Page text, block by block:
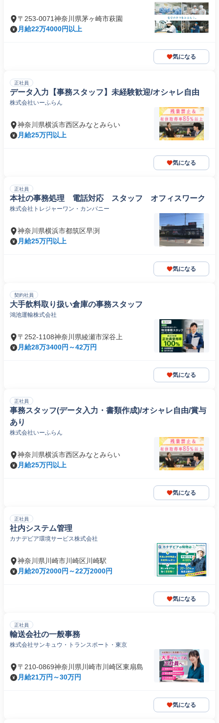
〒253-0071神奈川県茅ヶ崎市萩園
月給22万4000円以上
気になる
正社員
データ入力【事務スタッフ】未経験歓迎/オシャレ自由
株式会社いーふらん
神奈川県横浜市西区みなとみらい
月給25万円以上
気になる
正社員
本社の事務処理 電話対応 スタッフ オフィスワーク
株式会社トレジャーワン・カンパニー
神奈川県横浜市都筑区早渕
月給25万円以上
気になる
契約社員
大手飲料取り扱い倉庫の事務スタッフ
鴻池運輸株式会社
〒252-1108神奈川県綾瀬市深谷上
月給28万3400円～42万円
気になる
正社員
事務スタッフ(データ入力・書類作成)/オシャレ自由/賞与
あり
株式会社いーふらん
神奈川県横浜市西区みなとみらい
月給25万円以上
気になる
正社員
社内システム管理
カナデビア環境サービス株式会社
神奈川県川崎市川崎区川崎駅
月給20万2000円～22万2000円
気になる
正社員
輸送会社の一般事務
株式会社サンキュウ・トランスポート・東京
〒210-0869神奈川県川崎市川崎区東扇島
月給21万円～30万円
気になる